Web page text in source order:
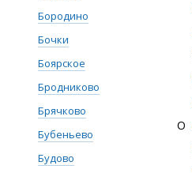
Бородино
Бочки
Боярское
Бродниково
Брячково
Бубеньево
Будово
О